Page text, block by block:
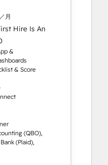
／月
Hire Is An
&
& Score
(QBO),
(Plaid),